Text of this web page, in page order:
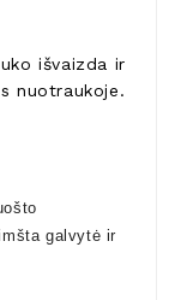
išvaizda ir
nuotraukoje.
galvytė ir